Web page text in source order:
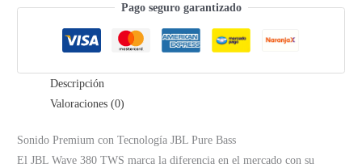
Pago seguro garantizado
Descripción
Valoraciones (0)
Sonido Premium con Tecnología JBL Pure Bass
El JBL Wave 380 TWS marca la diferencia en el mercado con su